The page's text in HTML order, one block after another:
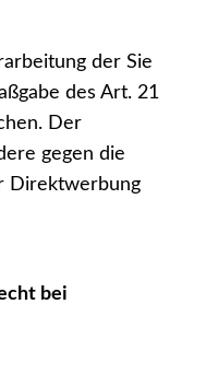
der Sie
des Art. 21
Der
gegen die
Direktwerbung
bei